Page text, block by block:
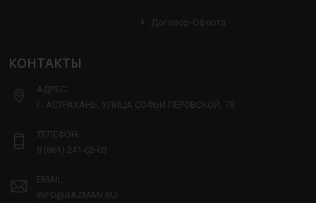
Договор-Оферта
КОНТАКТЫ
АДРЕС:
Г. АСТРАХАНЬ, УЛИЦА СОФЬИ ПЕРОВСКОЙ, 79
ТЕЛЕФОН:
8 (861) 241-02-03
EMAIL:
INFO@BAZMAN.RU